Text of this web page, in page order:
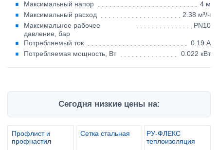
Максимальный напор
4 м
Максимальный расход
2.38 м³/ч
Максимальное рабочее
давление, бар
PN10
Потребляемый ток
0.19 А
Потребляемая мощность, Вт
0.022 кВт
Сегодня низкие цены на:
Профлист и
профнастил
Сетка стальная
РУ-ФЛЕКС
теплоизоляция